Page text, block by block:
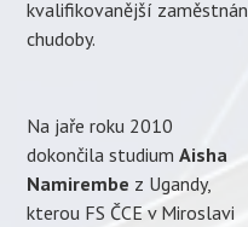
kvalifikovanější
chudoby.
Na jaře roku 2010
dokončila studiumAisha
Namirembe z Ugandy,
kterou FS ČCE v Miroslavi